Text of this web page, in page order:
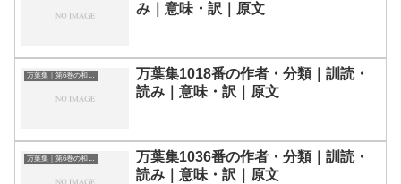
み｜意味・訳｜原文
万葉集｜第6巻の和歌一覧
万葉集1018番の作者・分類｜訓読・
読み｜意味・訳｜原文
万葉集｜第6巻の和歌一覧
万葉集1036番の作者・分類｜訓読・
読み｜意味・訳｜原文